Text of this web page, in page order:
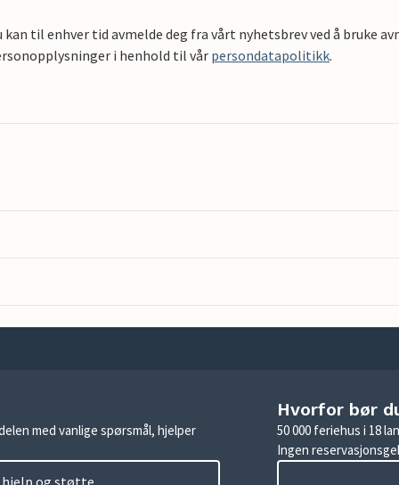
kan til enhver tid avmelde deg fra vårt nyhetsbrev ved å bruke
i henhold til vår persondatapolitikk.
med vanlige spørsmål, hjelper
hjelp og støtte
Hvorfor bør
50 000 feriehus i 18
Ingen